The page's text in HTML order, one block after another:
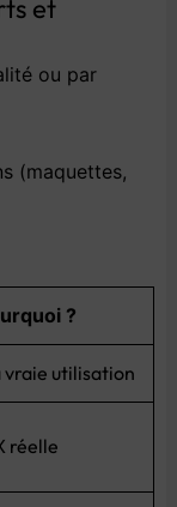
et
ou par
(maquettes,
?
vraie utilisation
réelle